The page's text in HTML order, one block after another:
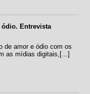
ódio. Entrevista
de amor e ódio com os
as mídias digitais,[...]